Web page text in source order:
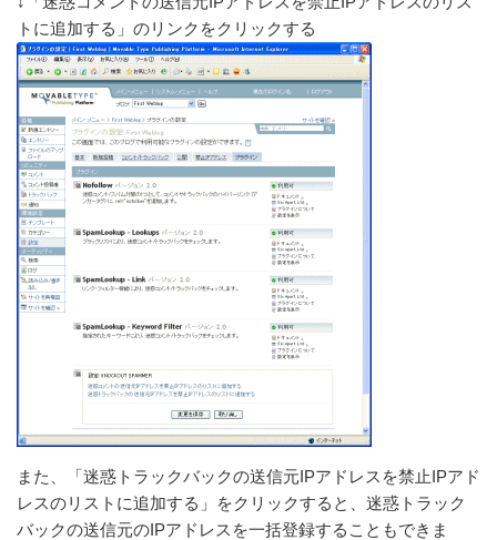
トに追加する」のリンクをクリックする
また、「迷惑トラックバックの送信元IPアドレスを禁止IPアド
レスのリストに追加する」をクリックすると、迷惑トラック
バックの送信元のIPアドレスを一括登録することもできま